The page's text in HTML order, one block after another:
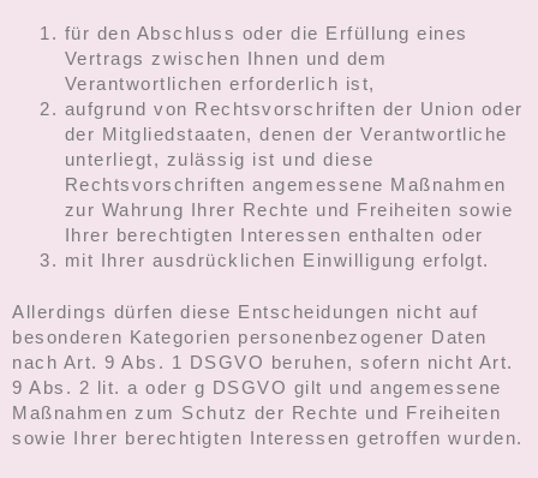
für den Abschluss oder die Erfüllung eines
Vertrags zwischen Ihnen und dem
Verantwortlichen erforderlich ist,
aufgrund von Rechtsvorschriften der Union oder
der Mitgliedstaaten, denen der Verantwortliche
unterliegt, zulässig ist und diese
Rechtsvorschriften angemessene Maßnahmen
zur Wahrung Ihrer Rechte und Freiheiten sowie
Ihrer berechtigten Interessen enthalten oder
mit Ihrer ausdrücklichen Einwilligung erfolgt.
Allerdings dürfen diese Entscheidungen nicht auf
besonderen Kategorien personenbezogener Daten
nach Art. 9 Abs. 1 DSGVO beruhen, sofern nicht Art.
9 Abs. 2 lit. a oder g DSGVO gilt und angemessene
Maßnahmen zum Schutz der Rechte und Freiheiten
sowie Ihrer berechtigten Interessen getroffen wurden.